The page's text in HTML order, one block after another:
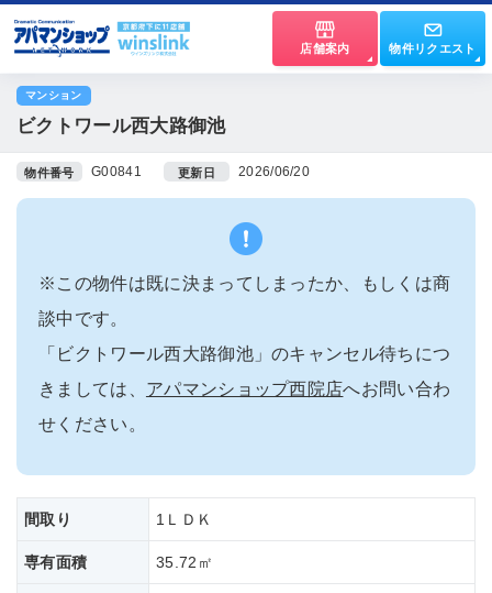
店舗案内 物件リクエスト
マンション
ビクトワール西大路御池
物件番号 G00841 更新日 2026/06/20
※この物件は既に決まってしまったか、もしくは商
談中です。
「ビクトワール西大路御池」のキャンセル待ちにつ
きましては、 アパマンショップ西院店へお問い合わ
せください。
間取り 1ＬＤＫ
専有面積 35.72㎡